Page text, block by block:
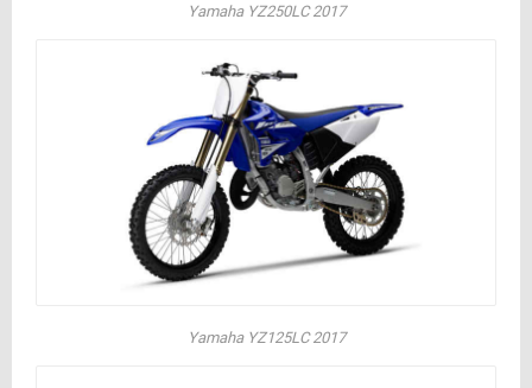
Yamaha YZ250LC 2017
Yamaha YZ125LC 2017